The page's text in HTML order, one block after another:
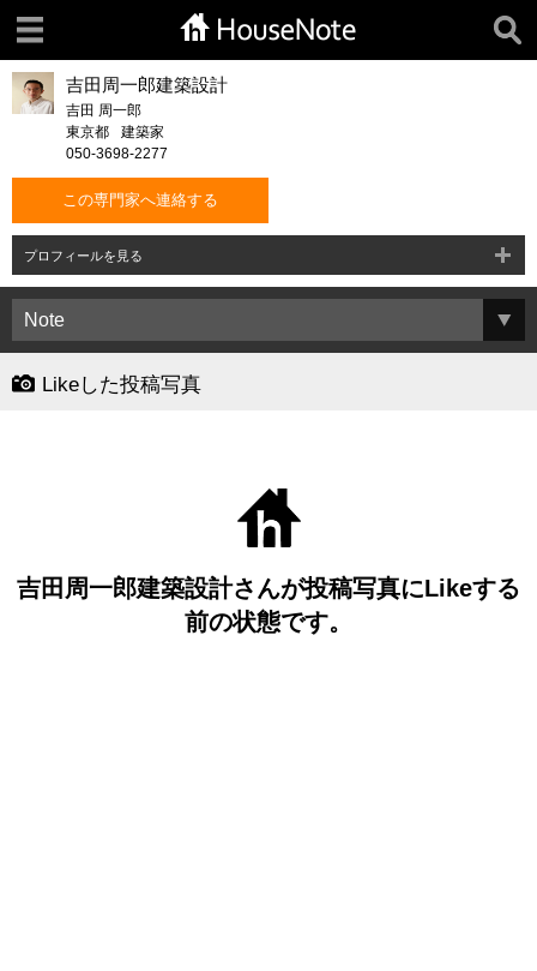
吉田周一郎建築設計
吉田 周一郎
東京都
建築家
050-3698-2277
この専門家へ連絡する
プロフィールを見る
Likeした投稿写真
吉田周一郎建築設計さんが投稿写真にLikeする
前の状態です。